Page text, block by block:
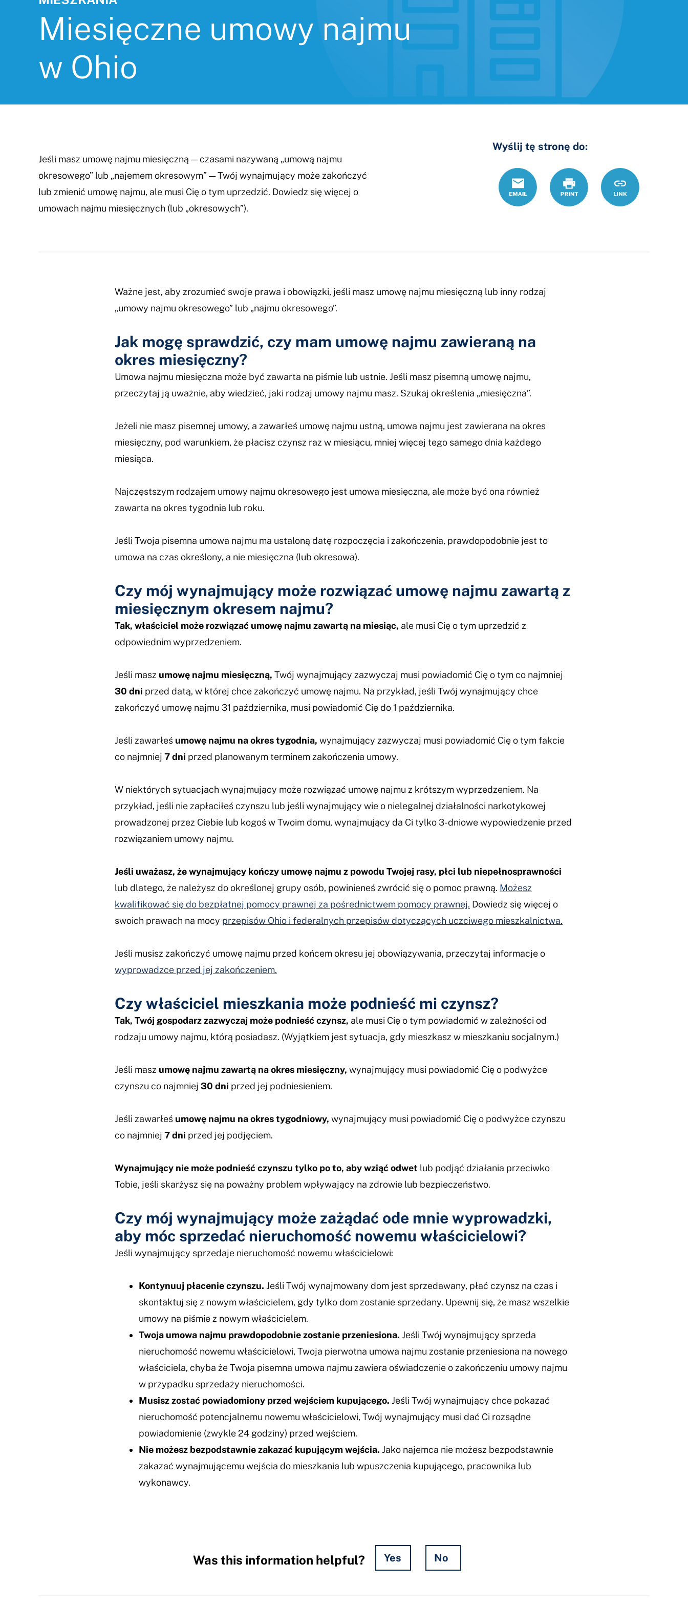
Miesięczne umowy najmu
w Ohio
Jeśli masz umowę najmu miesięczną — czasami nazywaną „umową najmu
okresowego” lub „najemem okresowym” — Twój wynajmujący może zakończyć
lub zmienić umowę najmu, ale musi Cię o tym uprzedzić. Dowiedz się więcej o
umowach najmu miesięcznych (lub „okresowych”).
Wyślij tę stronę do:
Email Drukuj
https://
Link
Ważne jest, aby zrozumieć swoje prawa i obowiązki, jeśli masz umowę najmu miesięczną lub inny rodzaj
„umowy najmu okresowego” lub „najmu okresowego”.
Jak mogę sprawdzić, czy mam umowę najmu zawieraną na
okres miesięczny?
Umowa najmu miesięczna może być zawarta na piśmie lub ustnie. Jeśli masz pisemną umowę najmu,
przeczytaj ją uważnie, aby wiedzieć, jaki rodzaj umowy najmu masz. Szukaj określenia „miesięczna”.
Jeżeli nie masz pisemnej umowy, a zawarłeś umowę najmu ustną, umowa najmu jest zawierana na okres
miesięczny, pod warunkiem, że płacisz czynsz raz w miesiącu, mniej więcej tego samego dnia każdego
miesiąca.
Najczęstszym rodzajem umowy najmu okresowego jest umowa miesięczna, ale może być ona również
zawarta na okres tygodnia lub roku.
Jeśli Twoja pisemna umowa najmu ma ustaloną datę rozpoczęcia i zakończenia, prawdopodobnie jest to
umowa na czas określony, a nie miesięczna (lub okresowa).
Czy mój wynajmujący może rozwiązać umowę najmu zawartą z
miesięcznym okresem najmu?
Tak, właściciel może rozwiązać umowę najmu zawartą na miesiąc, ale musi Cię o tym uprzedzić z
odpowiednim wyprzedzeniem.
Jeśli masz umowę najmu miesięczną, Twój wynajmujący zazwyczaj musi powiadomić Cię o tym co najmniej
30 dni przed datą, w której chce zakończyć umowę najmu. Na przykład, jeśli Twój wynajmujący chce
zakończyć umowę najmu 31 października, musi powiadomić Cię do 1 października.
Jeśli zawarłeś umowę najmu na okres tygodnia, wynajmujący zazwyczaj musi powiadomić Cię o tym fakcie
co najmniej 7 dni przed planowanym terminem zakończenia umowy.
W niektórych sytuacjach wynajmujący może rozwiązać umowę najmu z krótszym wyprzedzeniem. Na
przykład, jeśli nie zapłaciłeś czynszu lub jeśli wynajmujący wie o nielegalnej działalności narkotykowej
prowadzonej przez Ciebie lub kogoś w Twoim domu, wynajmujący da Ci tylko 3-dniowe wypowiedzenie przed
rozwiązaniem umowy najmu.
Jeśli uważasz, że wynajmujący kończy umowę najmu z powodu Twojej rasy, płci lub niepełnosprawności
lub dlatego, że należysz do określonej grupy osób, powinieneś zwrócić się o pomoc prawną. Możesz
kwalifikować się do bezpłatnej pomocy prawnej za pośrednictwem pomocy prawnej. Dowiedz się więcej o
swoich prawach na mocy przepisów Ohio i federalnych przepisów dotyczących uczciwego mieszkalnictwa.
Jeśli musisz zakończyć umowę najmu przed końcem okresu jej obowiązywania, przeczytaj informacje o
wyprowadzce przed jej zakończeniem.
Czy właściciel mieszkania może podnieść mi czynsz?
Tak, Twój gospodarz zazwyczaj może podnieść czynsz, ale musi Cię o tym powiadomić w zależności od
rodzaju umowy najmu, którą posiadasz. (Wyjątkiem jest sytuacja, gdy mieszkasz w mieszkaniu socjalnym.)
Jeśli masz umowę najmu zawartą na okres miesięczny, wynajmujący musi powiadomić Cię o podwyżce
czynszu co najmniej 30 dni przed jej podniesieniem.
Jeśli zawarłeś umowę najmu na okres tygodniowy, wynajmujący musi powiadomić Cię o podwyżce czynszu
co najmniej 7 dni przed jej podjęciem.
Wynajmujący nie może podnieść czynszu tylko po to, aby wziąć odwet lub podjąć działania przeciwko
Tobie, jeśli skarżysz się na poważny problem wpływający na zdrowie lub bezpieczeństwo.
Czy mój wynajmujący może zażądać ode mnie wyprowadzki,
aby móc sprzedać nieruchomość nowemu właścicielowi?
Jeśli wynajmujący sprzedaje nieruchomość nowemu właścicielowi:
Kontynuuj płacenie czynszu. Jeśli Twój wynajmowany dom jest sprzedawany, płać czynsz na czas i
skontaktuj się z nowym właścicielem, gdy tylko dom zostanie sprzedany. Upewnij się, że masz wszelkie
umowy na piśmie z nowym właścicielem.
Twoja umowa najmu prawdopodobnie zostanie przeniesiona. Jeśli Twój wynajmujący sprzeda
nieruchomość nowemu właścicielowi, Twoja pierwotna umowa najmu zostanie przeniesiona na nowego
właściciela, chyba że Twoja pisemna umowa najmu zawiera oświadczenie o zakończeniu umowy najmu
w przypadku sprzedaży nieruchomości.
Musisz zostać powiadomiony przed wejściem kupującego. Jeśli Twój wynajmujący chce pokazać
nieruchomość potencjalnemu nowemu właścicielowi, Twój wynajmujący musi dać Ci rozsądne
powiadomienie (zwykle 24 godziny) przed wejściem.
Nie możesz bezpodstawnie zakazać kupującym wejścia. Jako najemca nie możesz bezpodstawnie
zakazać wynajmującemu wejścia do mieszkania lub wpuszczenia kupującego, pracownika lub
wykonawcy.
Was this information helpful? Yes No